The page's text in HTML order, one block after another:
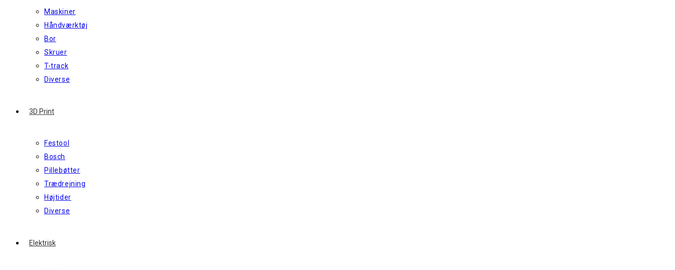
Maskiner
Håndværktøj
Bor
Skruer
T-track
Diverse
3D Print
Festool
Bosch
Pillebøtter
Trædrejning
Højtider
Diverse
Elektrisk